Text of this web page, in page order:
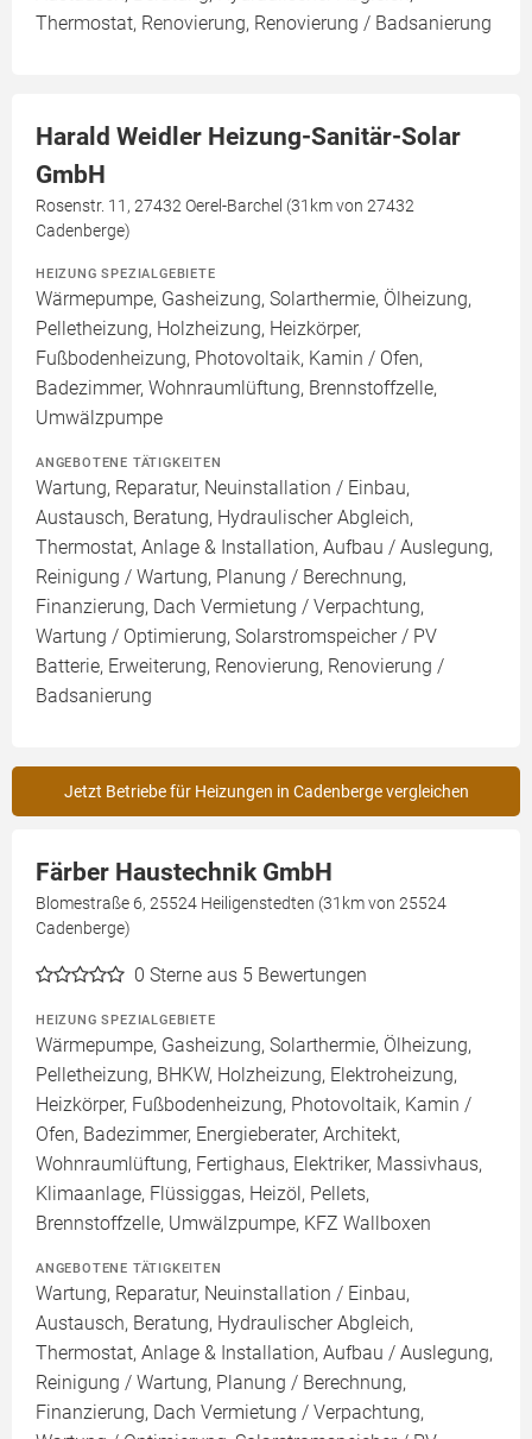
Thermostat, Renovierung, Renovierung / Badsanierung
Harald Weidler Heizung-Sanitär-Solar
GmbH
Rosenstr. 11, 27432 Oerel-Barchel (31km von 27432
Cadenberge)
HEIZUNG SPEZIALGEBIETE
Wärmepumpe, Gasheizung, Solarthermie, Ölheizung,
Pelletheizung, Holzheizung, Heizkörper,
Fußbodenheizung, Photovoltaik, Kamin / Ofen,
Badezimmer, Wohnraumlüftung, Brennstoffzelle,
Umwälzpumpe
ANGEBOTENE TÄTIGKEITEN
Wartung, Reparatur, Neuinstallation / Einbau,
Austausch, Beratung, Hydraulischer Abgleich,
Thermostat, Anlage & Installation, Aufbau / Auslegung,
Reinigung / Wartung, Planung / Berechnung,
Finanzierung, Dach Vermietung / Verpachtung,
Wartung / Optimierung, Solarstromspeicher / PV
Batterie, Erweiterung, Renovierung, Renovierung /
Badsanierung
Jetzt Betriebe für Heizungen in Cadenberge vergleichen
Färber Haustechnik GmbH
Blomestraße 6, 25524 Heiligenstedten (31km von 25524
Cadenberge)
0 Sterne aus 5 Bewertungen
HEIZUNG SPEZIALGEBIETE
Wärmepumpe, Gasheizung, Solarthermie, Ölheizung,
Pelletheizung, BHKW, Holzheizung, Elektroheizung,
Heizkörper, Fußbodenheizung, Photovoltaik, Kamin /
Ofen, Badezimmer, Energieberater, Architekt,
Wohnraumlüftung, Fertighaus, Elektriker, Massivhaus,
Klimaanlage, Flüssiggas, Heizöl, Pellets,
Brennstoffzelle, Umwälzpumpe, KFZ Wallboxen
ANGEBOTENE TÄTIGKEITEN
Wartung, Reparatur, Neuinstallation / Einbau,
Austausch, Beratung, Hydraulischer Abgleich,
Thermostat, Anlage & Installation, Aufbau / Auslegung,
Reinigung / Wartung, Planung / Berechnung,
Finanzierung, Dach Vermietung / Verpachtung,